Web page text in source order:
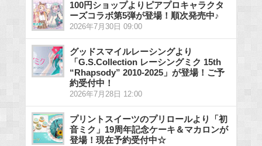
100円ショップよりピアプロキャラクタ
ーズコラボ第5弾が登場！順次発売中♪
2026年7月30日 09:00
グッドスマイルレーシングより
「G.S.Collection レーシングミク 15th
“Rhapsody” 2010-2025」が登場！ご予
約受付中！
2026年7月28日 12:00
プリントスイーツのプリロールより「初
音ミク」19周年記念ケーキ＆マカロンが
登場！現在予約受付中☆